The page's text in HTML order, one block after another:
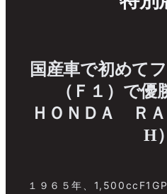
国産車で初めて
（Ｆ１）で
ＨＯＮＤＡ Ｒ
H）
１９６５年、